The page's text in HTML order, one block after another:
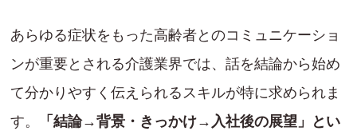
あらゆる症状をもった高齢者とのコミュニケーショ
ンが重要とされる介護業界では、話を結論から始め
て分かりやすく伝えられるスキルが特に求められま
す。
「結論→背景・きっかけ→入社後の展望」とい